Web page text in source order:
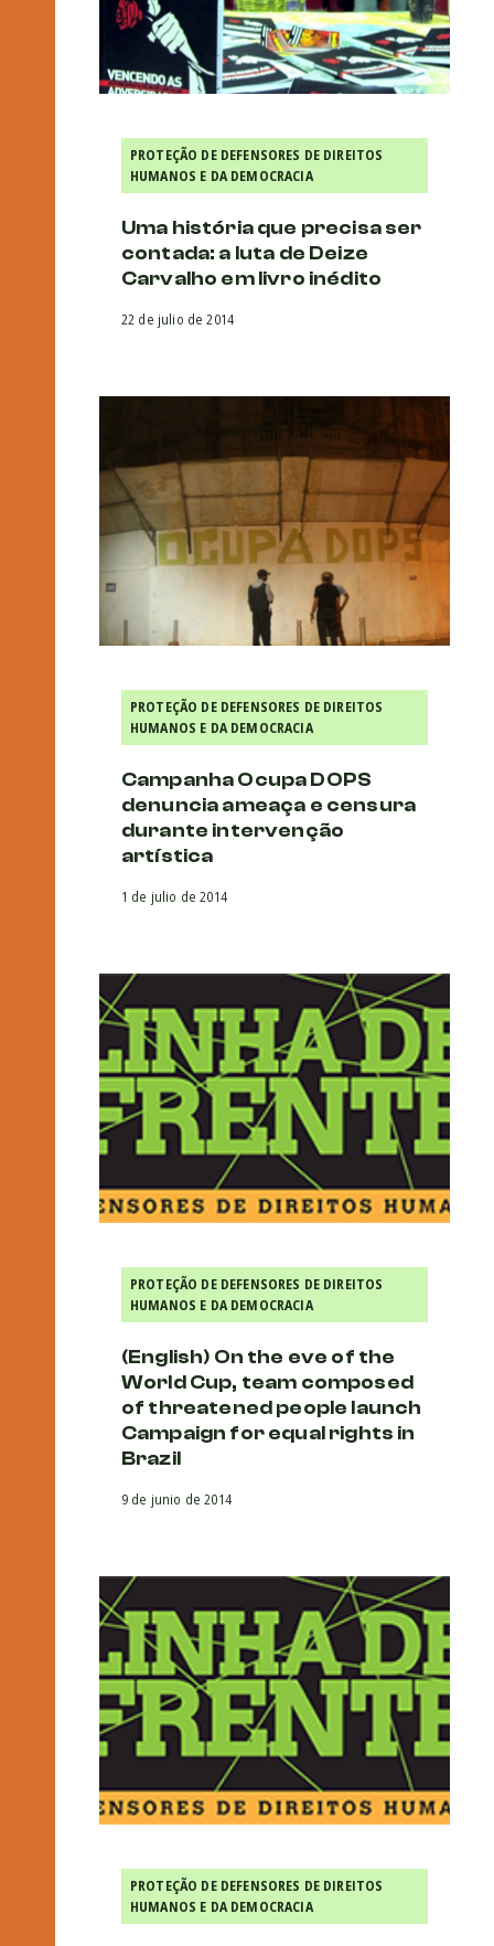
PROTEÇÃO DE DEFENSORES DE DIREITOS
HUMANOS E DA DEMOCRACIA
Uma história que precisa ser
contada: a luta de Deize
Carvalho em livro inédito
22 de julio de 2014
PROTEÇÃO DE DEFENSORES DE DIREITOS
HUMANOS E DA DEMOCRACIA
Campanha Ocupa DOPS
denuncia ameaça e censura
durante intervenção
artística
1 de julio de 2014
PROTEÇÃO DE DEFENSORES DE DIREITOS
HUMANOS E DA DEMOCRACIA
(English) On the eve of the
World Cup, team composed
of threatened people launch
Campaign for equal rights in
Brazil
9 de junio de 2014
PROTEÇÃO DE DEFENSORES DE DIREITOS
HUMANOS E DA DEMOCRACIA